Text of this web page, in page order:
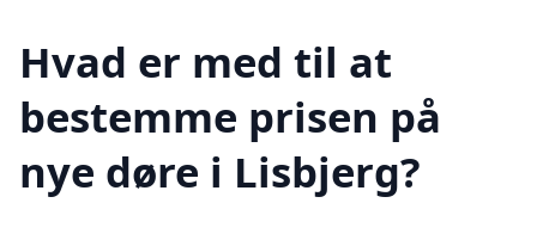
Hvad er med til at
bestemme prisen på
nye døre i Lisbjerg?